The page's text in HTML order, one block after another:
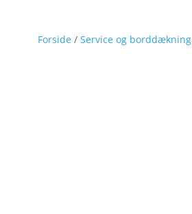
Forside /Service og borddækning